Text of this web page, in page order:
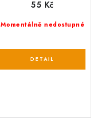
Momentálně nedostupné
55 Kč